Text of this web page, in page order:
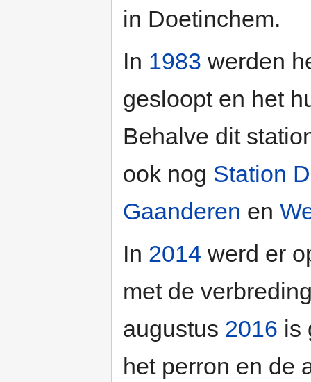
in Doetinchem.
In 1983 werden
gesloopt en het
Behalve dit
ook nog Station
Gaanderen en
In 2014 werd er
met de
augustus 2016 is
het perron en de